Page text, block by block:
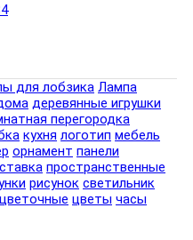
4
для лобзика Лампа
деревянные игрушки
перегородка
кухня логотип мебель
орнамент панели
пространственные
рисунок светильник
цветочные цветы часы